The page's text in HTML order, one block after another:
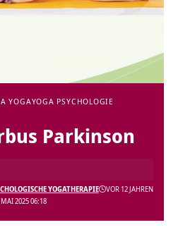
YOGAYOGA PSYCHOLOGIE
Parkinson
2025 06:18
YOGATHERAPIE VOR 12 JAHREN